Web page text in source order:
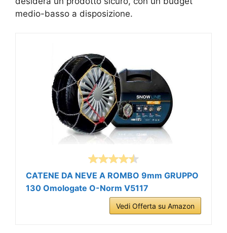
medio-basso a disposizione.
CATENE DA NEVE A ROMBO 9mm GRUPPO
130 Omologate O-Norm V5117
Vedi Offerta su Amazon